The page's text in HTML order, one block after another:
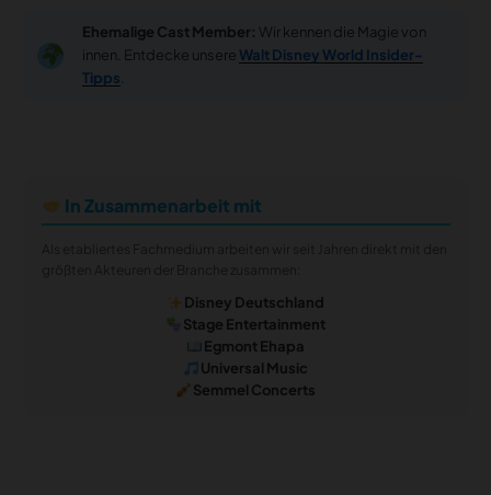
Ehemalige Cast Member: Wir kennen die Magie von
innen. Entdecke unsere Walt Disney World Insider-
Tipps
In Zusammenarbeit mit
Disney Deutschland
Stage Entertainment
Egmont Ehapa
Universal Music
Semmel Concerts